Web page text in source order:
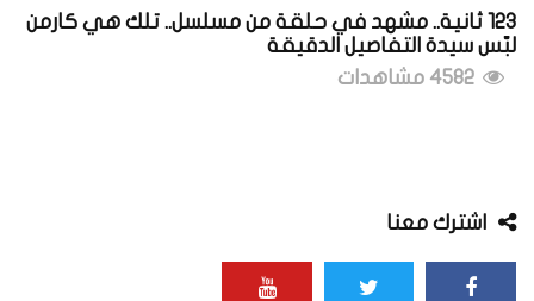
123 ثانية.. مشهد في حلقة من مسلسل.. تلك هي كارمن
لبّس سيدة التفاصيل الدقيقة
اشترك معنا